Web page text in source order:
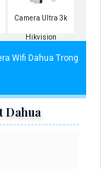
Camera Ultra 3k
Hikvision
Wifi Dahua Trong
Dahua